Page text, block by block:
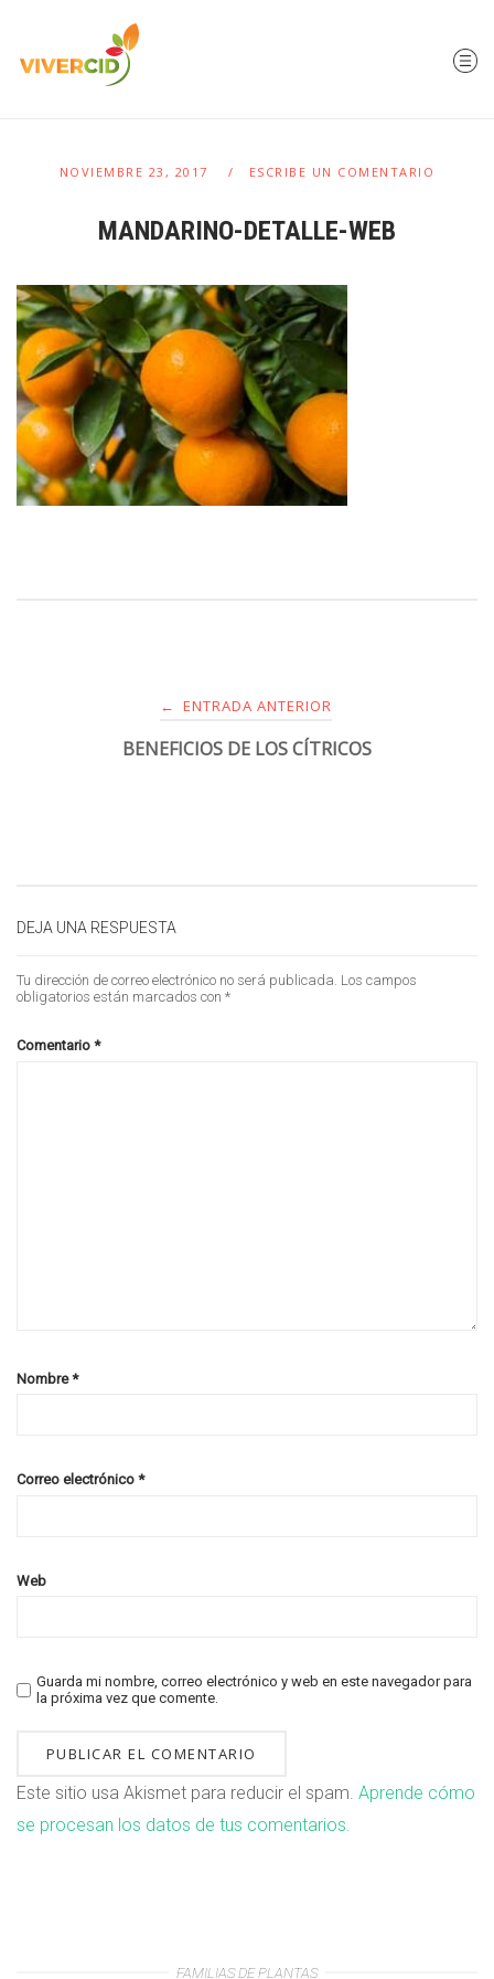
NOVIEMBRE 23, 2017 ESCRIBE UN COMENTARIO
MANDARINO-DETALLE-WEB
← ENTRADA ANTERIOR
BENEFICIOS DE LOS CÍTRICOS
DEJA UNA RESPUESTA
Tu dirección de correo electrónico no será publicada. Los campos
obligatorios están marcados con *
Comentario *
Nombre*
Correo electrónico *
Web
Guarda mi nombre, correo electrónico y web en este navegador para
la próxima vez que comente.
Este sitio usa Akismet para reducir el spam. Aprende cómo
se procesan los datos de tus comentarios.
FAMILIAS DE PLANTAS